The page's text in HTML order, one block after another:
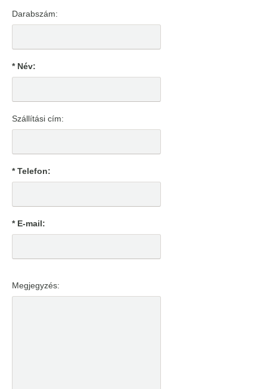
Darabszám:
* Név:
Szállítási cím:
* Telefon:
* E-mail:
Megjegyzés: